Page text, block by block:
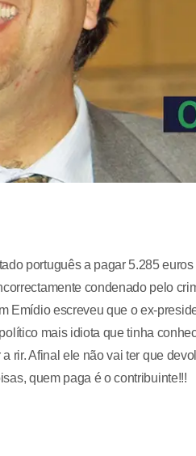
português a pagar 5.285
condenado pelo
Emídio escreveu que o ex-
mais idiota que tinha
rir. Afinal ele não vai ter que
quem paga é o contribuinte!!!